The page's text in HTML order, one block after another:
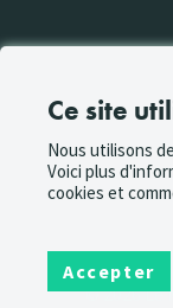
Ce site
Nous utilisons
Voici plus
cookies et
Accepter
© 2026 Le